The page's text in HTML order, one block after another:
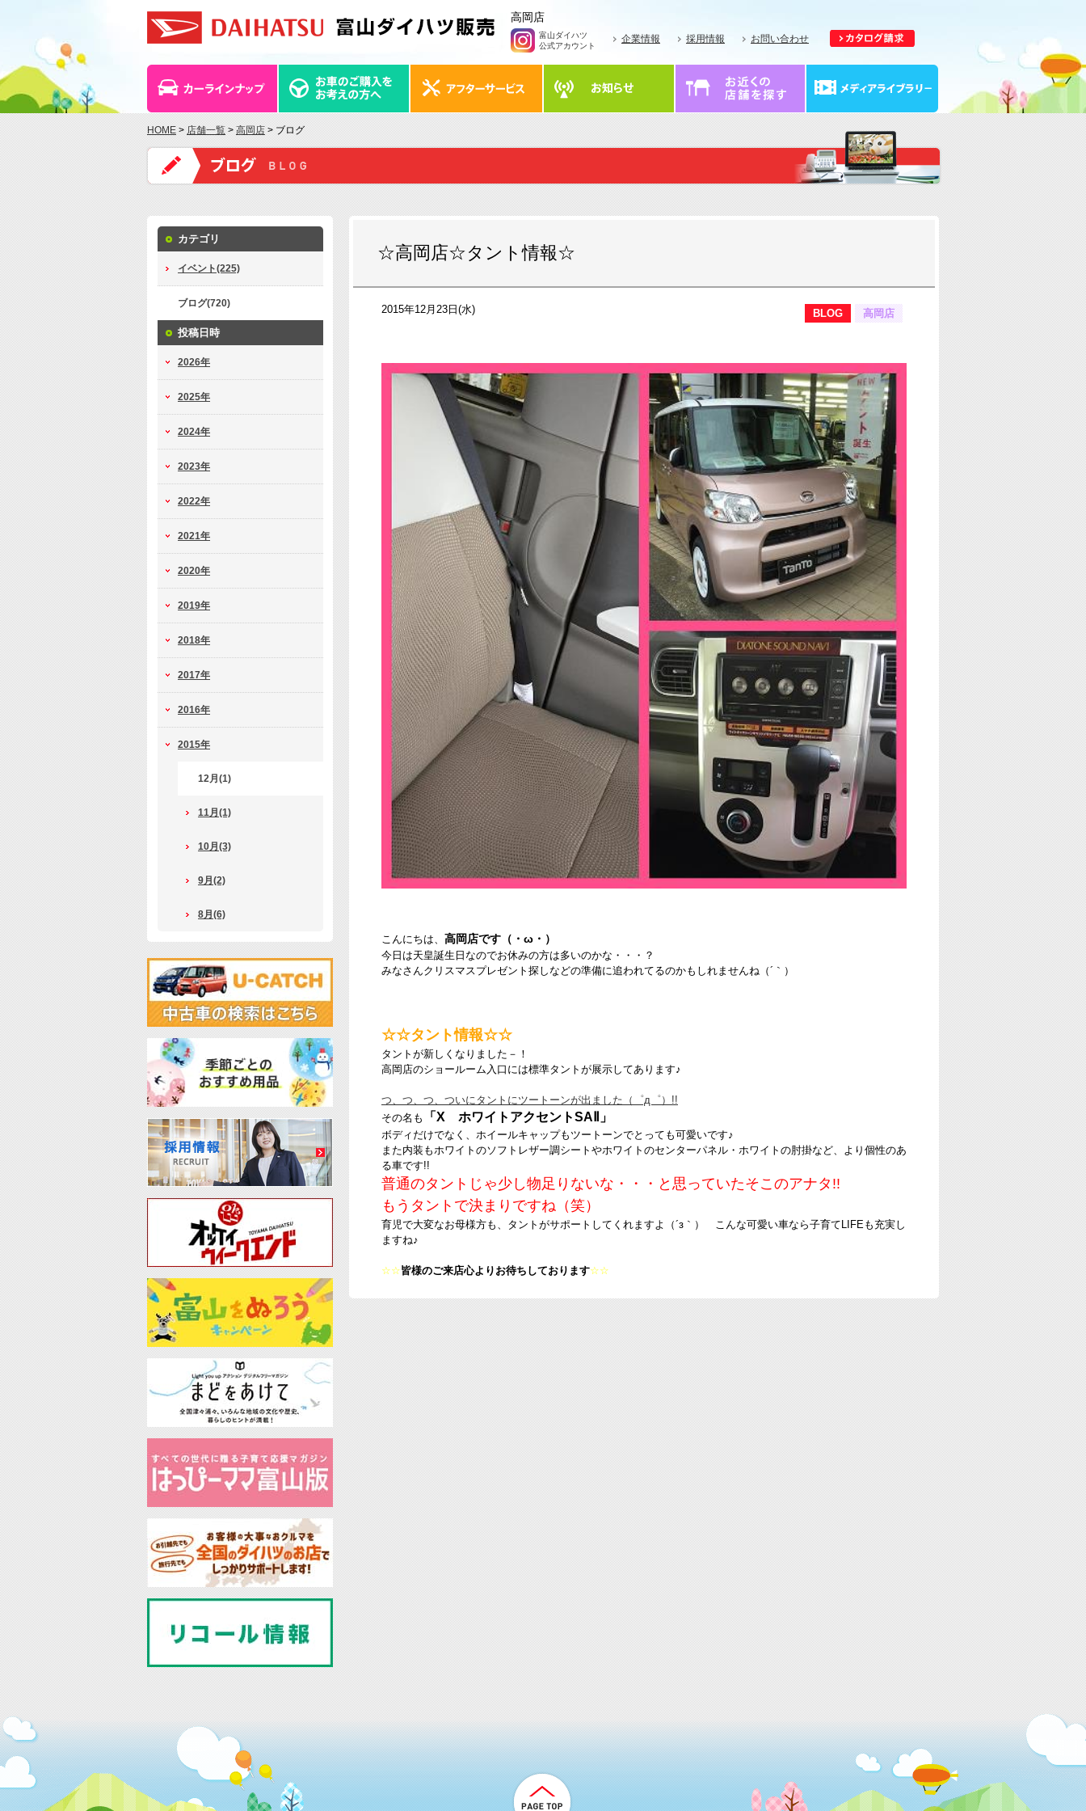
高岡店
富山ダイハツ
公式アカウント
企業情報 採用情報 お問い合わせ
HOME>店舗一覧>高岡店> ブログ
カテゴリ
イベント(225)
ブログ(720)
投稿日時
2026年
2025年
2024年
2023年
2022年
2021年
2020年
2019年
2018年
2017年
2016年
2015年
12月(1)
11月(1)
10月(3)
9月(2)
8月(6)
☆高岡店☆タント情報☆
2015年12月23日(水) BLOG 高岡店
こんにちは、 高岡店です（・ω・）
今日は天皇誕生日なのでお休みの方は多いのかな・・・？
みなさんクリスマスプレゼント探しなどの準備に追われてるのかもしれませんね（´｀）
☆☆タント情報☆☆
タントが新しくなりました－！
高岡店のショールーム入口には標準タントが展示してあります♪
つ、つ、つ、ついにタントにツートーンが出ました（゜д゜）!!
その名も
「X ホワイトアクセントSAⅡ」
ボディだけでなく、ホイールキャップもツートーンでとっても可愛いです♪
また内装もホワイトのソフトレザー調シートやホワイトのセンターパネル・ホワイトの肘掛など、より個性のあ
る車です!!
普通のタントじゃ少し物足りないな・・・と思っていたそこのアナタ!!
もうタントで決まりですね（笑）
育児で大変なお母様方も、タントがサポートしてくれますよ（´з｀） こんな可愛い車なら子育てLIFEも充実し
ますね♪
☆☆皆様のご来店心よりお待ちしております☆☆